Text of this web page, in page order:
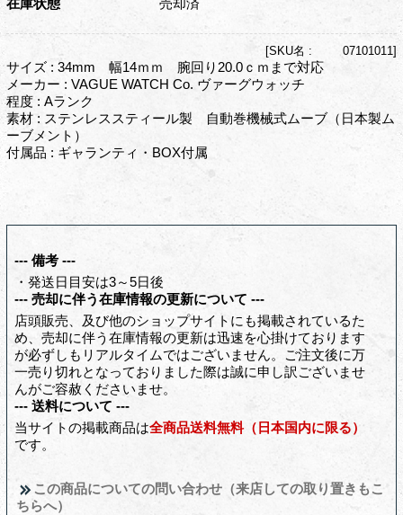
在庫状態 売却済
[SKU名 : 07101011]
サイズ : 34mm 幅14ｍｍ 腕回り20.0ｃｍまで対応
メーカー : VAGUE WATCH Co. ヴァーグウォッチ
程度 : Aランク
素材 : ステンレススティール製 自動巻機械式ムーブ（日本製ム
ーブメント）
付属品 : ギャランティ・BOX付属
--- 備考 ---
・発送日目安は3～5日後
--- 売却に伴う在庫情報の更新について ---
店頭販売、及び他のショップサイトにも掲載されているた
め、売却に伴う在庫情報の更新は迅速を心掛けております
が必ずしもリアルタイムではございません。ご注文後に万
一売り切れとなっておりました際は誠に申し訳ございませ
んがご容赦くださいませ。
--- 送料について ---
当サイトの掲載商品は全商品送料無料（日本国内に限る）
です。
この商品についての問い合わせ（来店しての取り置きもこ
ちらへ）